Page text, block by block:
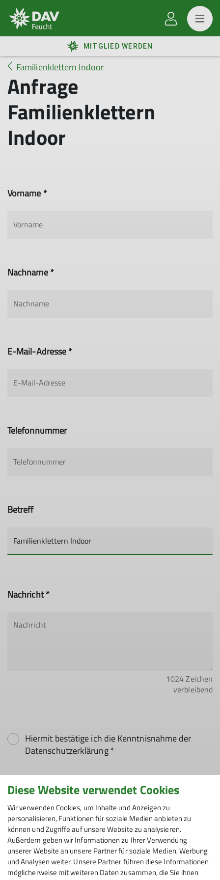
MITGLIED WERDEN
Familienklettern Indoor
Anfrage
Familienklettern
Indoor
Vorname *
Nachname *
E-Mail-Adresse *
Telefonnummer
Betreff
Nachricht *
1024Zeichen
verbleibend
Hiermit bestätige ich die Kenntnisnahme der
Datenschutzerklärung *
Hiermit erkläre ich mich einverstanden, dass
meine in das Kontaktformular eingegebenen
Daten elektronisch gesichert und zum Zweck der
Kontaktaufnahme verarbeitet und genutzt
werden. Mir ist bekannt, dass ich meine
Einwilligung jederzeit wiederrufen kann. *
Mit (*) markierte Felder
Diese Website verwendet Cookies
Wir verwenden Cookies, um Inhalte und Anzeigen zu
personalisieren, Funktionen für soziale Medien anbieten zu
können und Zugriffe auf unsere Website zu analysieren.
Außerdem geben wir Informationen zu Ihrer Verwendung
unserer Website an unsere Partner für soziale Medien, Werbung
und Analysen weiter. Unsere Partner führen diese Informationen
möglicherweise mit weiteren Daten zusammen, die Sie ihnen